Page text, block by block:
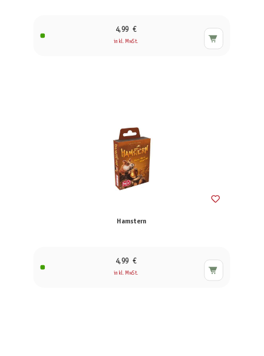
4,99 €
inkl. MwSt.
Hamstern
4,99 €
inkl. MwSt.